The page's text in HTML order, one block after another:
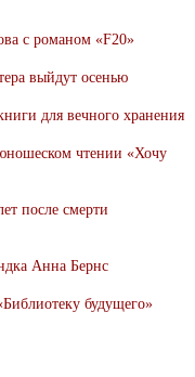
с романом «F20»
выйдут осенью
для вечного хранения
чтении «Хочу
после смерти
Анна Бернс
будущего»